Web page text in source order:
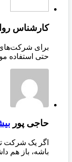
کارشناس
برای شرکت‌های
حتی استفاده
حاجی پور
اگر یک شرکت
باشه، باز هم